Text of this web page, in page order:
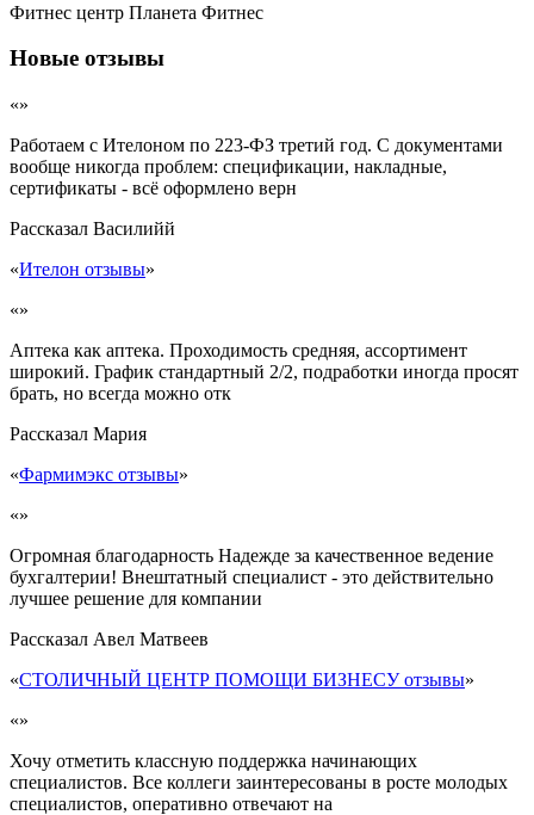
Фитнес центр Планета Фитнес
Новые отзывы
«»
Работаем с Ителоном по 223-ФЗ третий год. С документами
вообще никогда проблем: спецификации, накладные,
сертификаты - всё оформлено верн
Рассказал Василийй
«Ителон отзывы»
«»
Аптека как аптека. Проходимость средняя, ассортимент
широкий. График стандартный 2/2, подработки иногда просят
брать, но всегда можно отк
Рассказал Мария
«Фармимэкс отзывы»
«»
Огромная благодарность Надежде за качественное ведение
бухгалтерии! Внештатный специалист - это действительно
лучшее решение для компании
Рассказал Авел Матвеев
«СТОЛИЧНЫЙ ЦЕНТР ПОМОЩИ БИЗНЕСУ отзывы»
«»
Хочу отметить классную поддержка начинающих
специалистов. Все коллеги заинтересованы в росте молодых
специалистов, оперативно отвечают на